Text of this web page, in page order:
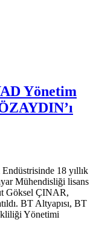
Yönetim
18 yıllık
Mühendisliği lisans
Göksel ÇINAR,
BT Altyapısı, BT
Yönetimi